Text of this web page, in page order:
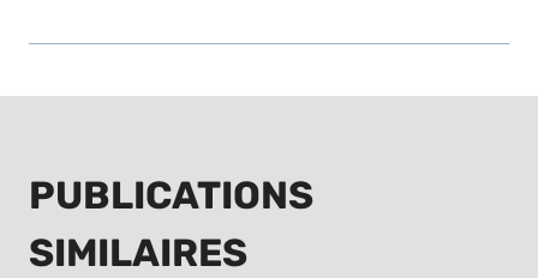
PUBLICATIONS
SIMILAIRES